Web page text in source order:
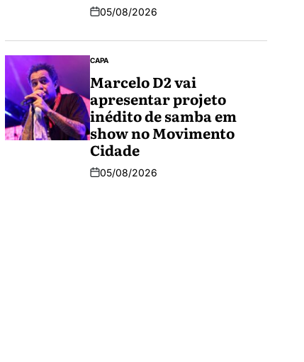
05/08/2026
CAPA
Marcelo D2 vai
apresentar projeto
inédito de samba em
show no Movimento
Cidade
05/08/2026